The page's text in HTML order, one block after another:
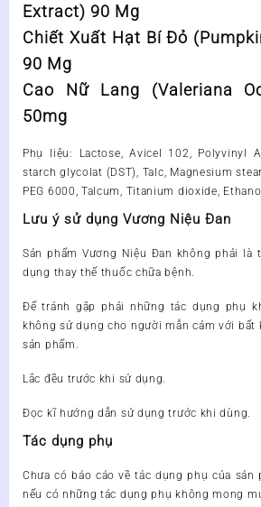
Extract) 90 Mg
Chiết Xuất Hạt Bí Đỏ
90 Mg
Cao Nữ Lang (Valeriana
50mg
Phụ liệu: Lactose, Avicel 102, Polyvinyl
starch glycolat (DST), Talc, Magnesium
PEG 6000, Talcum, Titanium dioxide,
Lưu ý sử dụng Vương Niệu Đan
Sản phẩmVương Niệu Đan không phải là
dụng thay thế thuốc chữa bệnh.
Để tránh gặp phải những tác dụng phụ
không sử dụng cho người mẫn cảm với bất
sản phẩm.
Lắc đều trước khi sử dụng.
Đọc kĩ hướng dẫn sử dụng trước khi dùng.
Tác dụng phụ
Chưa có báo cáo về tác dụng phụ của sản
nếu có những tác dụng phụ không mong